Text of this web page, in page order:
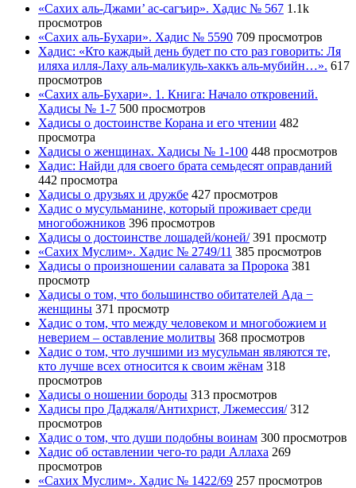
«Сахих аль-Джами’ ас-сагъир». Хадис № 567 1.1k
просмотров
«Сахих аль-Бухари». Хадис № 5590 709 просмотров
Хадис: «Кто каждый день будет по сто раз говорить: Ля
иляха илля-Лаху аль-маликуль-хаккъ аль-мубийн…». 617
просмотров
«Сахих аль-Бухари». 1. Книга: Начало откровений.
Хадисы № 1-7 500 просмотров
Хадисы о достоинстве Корана и его чтении 482
просмотра
Хадисы о женщинах. Хадисы № 1-100 448 просмотров
Хадис: Найди для своего брата семьдесят оправданий
442 просмотра
Хадисы о друзьях и дружбе 427 просмотров
Хадис о мусульманине, который проживает среди
многобожников 396 просмотров
Хадисы о достоинстве лошадей/коней/ 391 просмотр
«Сахих Муслим». Хадис № 2749/11 385 просмотров
Хадисы о произношении салавата за Пророка 381
просмотр
Хадисы о том, что большинство обитателей Ада −
женщины 371 просмотр
Хадис о том, что между человеком и многобожием и
неверием – оставление молитвы 368 просмотров
Хадис о том, что лучшими из мусульман являются те,
кто лучше всех относится к своим жёнам 318
просмотров
Хадисы о ношении бороды 313 просмотров
Хадисы про Даджаля/Антихрист, Лжемессия/ 312
просмотров
Хадис о том, что души подобны воинам 300 просмотров
Хадис об оставлении чего-то ради Аллаха 269
просмотров
«Сахих Муслим». Хадис № 1422/69 257 просмотров